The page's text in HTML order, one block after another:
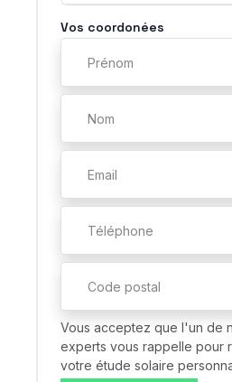
Vos coordonées
Vous acceptez que l'un de
experts vous rappelle pour
votre étude solaire